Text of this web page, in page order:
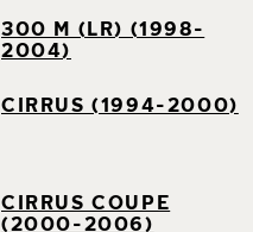
300 M (LR) (1998-
2004)
CIRRUS (1994-2000)
CIRRUS COUPE
(2000-2006)